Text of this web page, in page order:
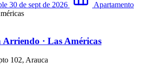
30 de sept de 2026
Apartamento
· Las Américas
102, Arauca